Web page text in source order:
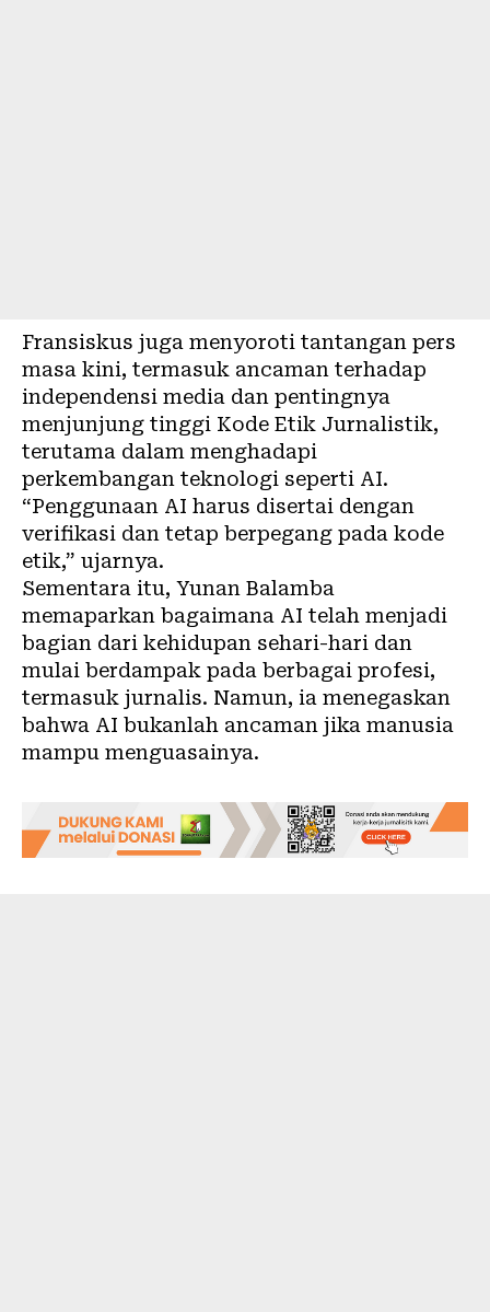
Fransiskus juga menyoroti tantangan pers
masa kini, termasuk ancaman terhadap
independensi media dan pentingnya
menjunjung tinggi Kode Etik Jurnalistik,
terutama dalam menghadapi
perkembangan teknologi seperti AI.
“Penggunaan AI harus disertai dengan
verifikasi dan tetap berpegang pada kode
etik,” ujarnya.
Sementara itu, Yunan Balamba
memaparkan bagaimana AI telah menjadi
bagian dari kehidupan sehari-hari dan
mulai berdampak pada berbagai profesi,
termasuk jurnalis. Namun, ia menegaskan
bahwa AI bukanlah ancaman jika manusia
mampu menguasainya.